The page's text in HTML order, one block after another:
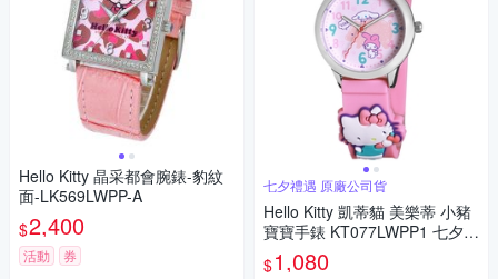
Hello Kitty 晶采都會腕錶-豹紋
面-LK569LWPP-A
$2,400
活動 券
七夕禮遇 原廠公司貨
Hello Kitty 凱蒂貓 美樂蒂 小豬
寶寶手錶 KT077LWPP1 七夕寵
愛季 送禮推薦
$1,080